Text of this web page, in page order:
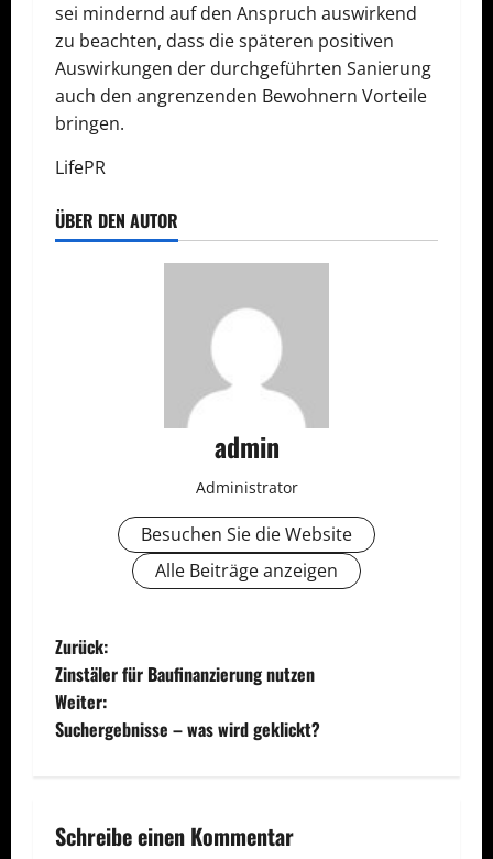
sei mindernd auf den Anspruch auswirkend
zu beachten, dass die späteren positiven
Auswirkungen der durch­ge­führ­ten Sanierung
auch den angrenzenden Bewohnern Vorteile
bringen.
LifePR
ÜBER DEN AUTOR
admin
Administrator
Besuchen Sie die Website
Alle Beiträge anzeigen
B
e
i
r
Zurück:
Zinstäler für Baufinanzierung nutzen
Weiter:
Suchergebnisse – was wird geklickt?
Schreibe einen Kommentar